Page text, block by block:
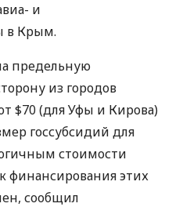
и
в Крым.
предельную
из городов
$70 (для Уфы и Кирова)
госсубсидий для
стоимости
финансирования этих
сообщил